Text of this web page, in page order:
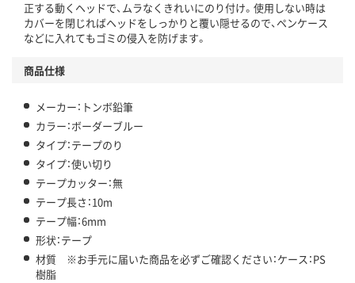
正する動くヘッドで、ムラなくきれいにのり付け。使用しない時は
カバーを閉じればヘッドをしっかりと覆い隠せるので、ペンケース
などに入れてもゴミの侵入を防げます。
商品仕様
メーカー：トンボ鉛筆
カラー：ボーダーブルー
タイプ：テープのり
タイプ：使い切り
テープカッター：無
テープ長さ：10m
テープ幅：6mm
形状：テープ
材質 ※お手元に届いた商品を必ずご確認ください：ケース：PS
樹脂